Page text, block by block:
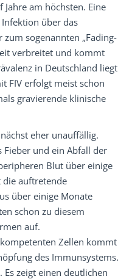
am höchsten. Eine
über das
sogenannten „Fading-
verbreitet und kommt
in Deutschland liegt
FIV erfolgt meist schon
gravierende klinische
eher unauffällig.
Fieber und ein Abfall der
Blut über einige
die auftretende
über einige Monate
schon zu diesem
auf.
Zellen kommt
des Immunsystems.
zeigt einen deutlichen